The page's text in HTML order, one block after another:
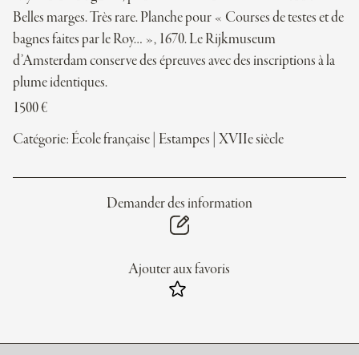
Belles marges. Très rare. Planche pour « Courses de testes et de
bagnes faites par le Roy… », 1670. Le Rijkmuseum
d’Amsterdam conserve des épreuves avec des inscriptions à la
plume identiques.
1500€
Catégorie: École française Estampes XVIIe siècle
Demander des information
Ajouter aux favoris